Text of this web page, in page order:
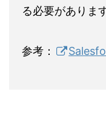
る必要があります
参考：